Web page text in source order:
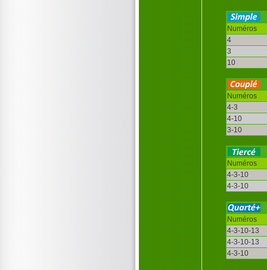
Numéros
4
3
10
Numéros
4-3
4-10
3-10
Numéros
4-3-10
4-3-10
Numéros
4-3-10-13
4-3-10-13
4-3-10